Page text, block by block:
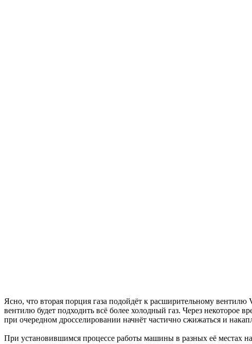
Ясно, что вторая порция газа подойдёт к расширительному
вентилю будет подходить всё более холодный газ. Через некоторое
при очередном дросселировании начнёт частично сжижаться и
При установившимся процессе работы машины в разных её местах